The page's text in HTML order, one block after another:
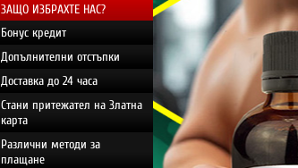
ЗАЩО ИЗБРАХТЕ НАС?
Бонус кредит
Допълнителни отстъпки
Доставка до 24 часа
Стани притежател на Златна
карта
Различни методи за
плащане